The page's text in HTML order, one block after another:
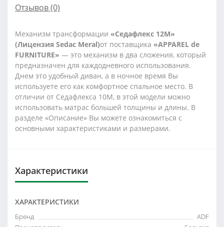
Отзывов (0)
Механизм трансформации «Седафлекс 12М»
(Лицензия Sedac Meral)от поставщика «APPAREL de
FURNITURE» — это механизм в два сложения, который
предназначен для каждодневного использования.
Днем это удобный диван, а в ночное время Вы
используете его как комфортное спальное место. В
отличии от Седафлекса 10М, в этой модели можно
использовать матрас большей толщины и длины. В
разделе «Описание» Вы можете ознакомиться с
основными характеристиками и размерами.
Характеристики
ХАРАКТЕРИСТИКИ
Бренд
ADF